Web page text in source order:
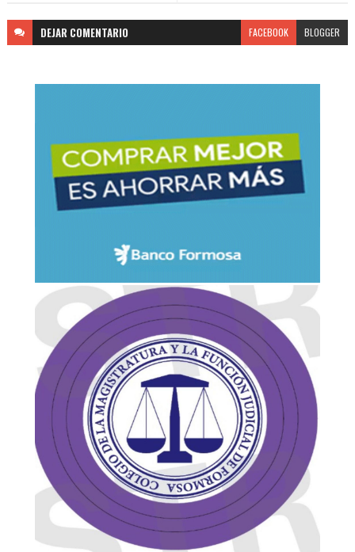
DEJAR COMENTARIO FACEBOOK BLOGGER